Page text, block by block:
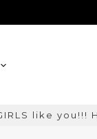
GIRLS like